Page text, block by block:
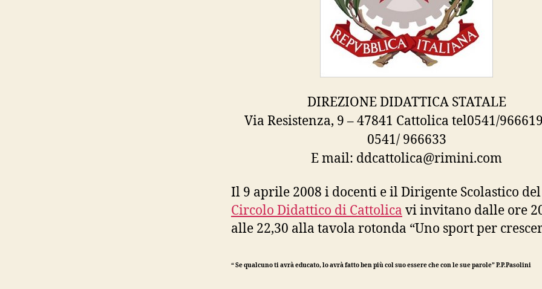
DIREZIONE DIDATTICA STATALE
Via Resistenza, 9 – 47841 Cattolica tel0541/
0541/ 966633
E mail: ddcattolica@rimini.com
Il 9 aprile 2008 i docenti e il Dirigente Scolastico del
Circolo Didattico di Cattolica vi invitano dalle ore
alle 22,30 alla tavola rotonda “Uno sport per
“ Se qualcuno ti avrà educato, lo avrà fatto ben più col suo essere che con le sue parole” P.P.Pasolini